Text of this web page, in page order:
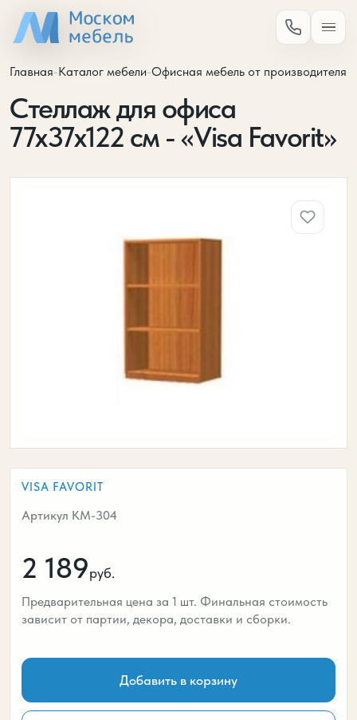
Главная-Каталог мебели-Офисная мебель от производителя
Стеллаж для офиса
77х37х122 см - «Visa Favorit»
VISA FAVORIT
Артикул КМ-304
2 189руб.
Предварительная цена за 1 шт. Финальная стоимость
зависит от партии, декора, доставки и сборки.
Добавить в корзину